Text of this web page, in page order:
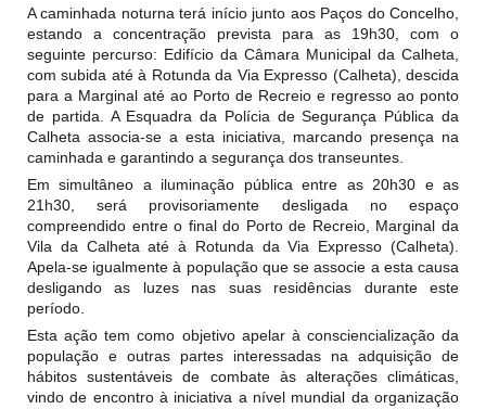
A caminhada noturna terá início junto aos Paços do Concelho,
estando a concentração prevista para as 19h30, com o
seguinte percurso: Edifício da Câmara Municipal da Calheta,
com subida até à Rotunda da Via Expresso (Calheta), descida
para a Marginal até ao Porto de Recreio e regresso ao ponto
de partida. A Esquadra da Polícia de Segurança Pública da
Calheta associa-se a esta iniciativa, marcando presença na
caminhada e garantindo a segurança dos transeuntes.
Em simultâneo a iluminação pública entre as 20h30 e as
21h30, será provisoriamente desligada no espaço
compreendido entre o final do Porto de Recreio, Marginal da
Vila da Calheta até à Rotunda da Via Expresso (Calheta).
Apela-se igualmente à população que se associe a esta causa
desligando as luzes nas suas residências durante este
período.
Esta ação tem como objetivo apelar à consciencialização da
população e outras partes interessadas na adquisição de
hábitos sustentáveis de combate às alterações climáticas,
vindo de encontro à iniciativa a nível mundial da organização